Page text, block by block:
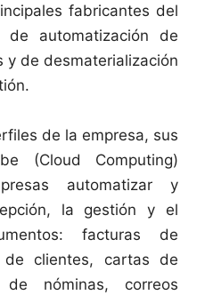
fabricantes del
de automatización de
y de desmaterialización
de la empresa, sus
(Cloud Computing)
automatizar y
la gestión y el
facturas de
de clientes, cartas de
de nóminas, correos